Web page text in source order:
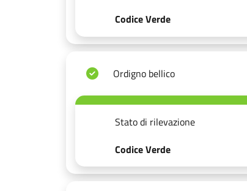
Codice Verde
Ordigno bellico
Stato di rilevazione
Codice Verde